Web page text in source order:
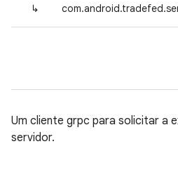
↳
Um cliente grpc para solicitar a
servidor.